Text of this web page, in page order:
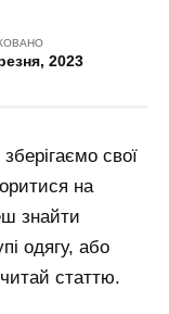
2023
свої
на
знайти
одягу, або
статтю.